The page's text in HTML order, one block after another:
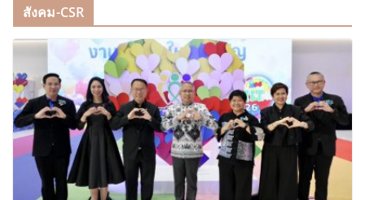
สังคม-CSR